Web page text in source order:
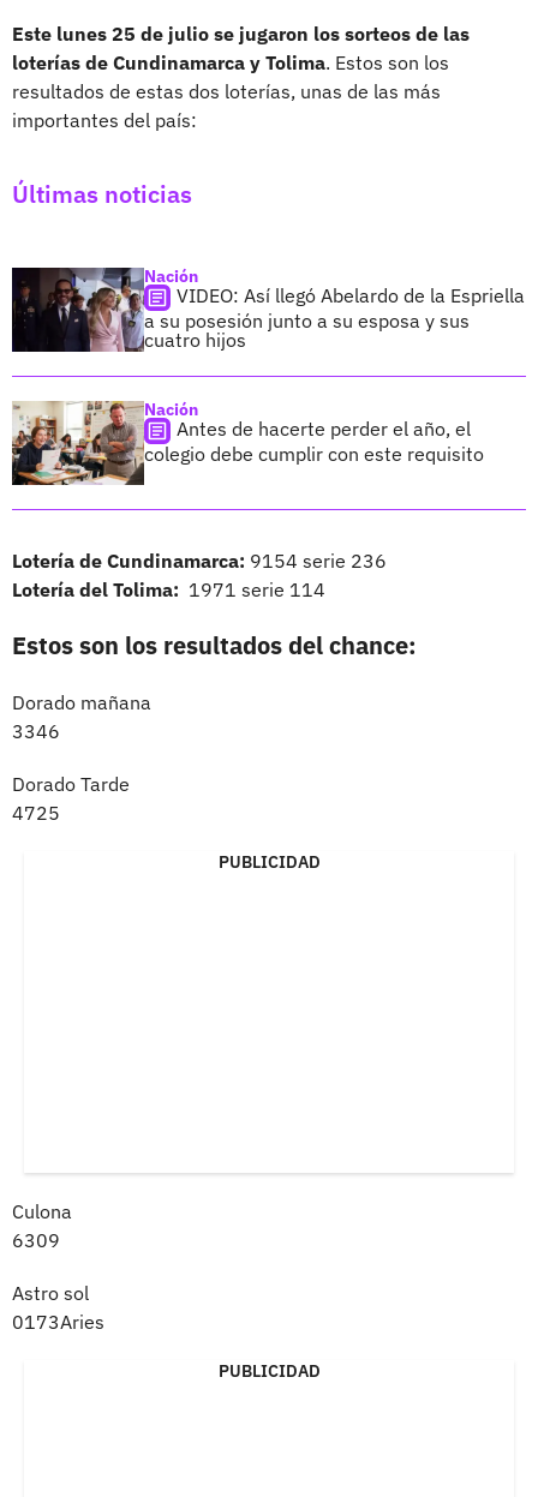
Este lunes 25 de julio se jugaron los sorteos de las
loterías de Cundinamarca y Tolima. Estos son los
resultados de estas dos loterías, unas de las más
importantes del país:
Últimas noticias
Nación
VIDEO: Así llegó Abelardo de la Espriella
a su posesión junto a su esposa y sus
cuatro hijos
Nación
Antes de hacerte perder el año, el
colegio debe cumplir con este requisito
Lotería de Cundinamarca: 9154 serie 236
Lotería del Tolima: 1971 serie 114
Estos son los resultados del chance:
Dorado mañana
3346
Dorado Tarde
4725
PUBLICIDAD
Culona
6309
Astro sol
0173Aries
PUBLICIDAD